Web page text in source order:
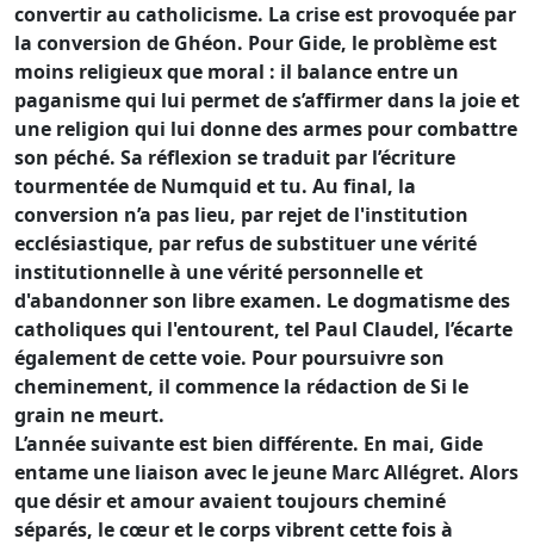
convertir au catholicisme. La crise est provoquée par
la conversion de Ghéon. Pour Gide, le problème est
moins religieux que moral : il balance entre un
paganisme qui lui permet de s’affirmer dans la joie et
une religion qui lui donne des armes pour combattre
son péché. Sa réflexion se traduit par l’écriture
tourmentée de Numquid et tu. Au final, la
conversion n’a pas lieu, par rejet de l'institution
ecclésiastique, par refus de substituer une vérité
institutionnelle à une vérité personnelle et
d'abandonner son libre examen. Le dogmatisme des
catholiques qui l'entourent, tel Paul Claudel, l’écarte
également de cette voie. Pour poursuivre son
cheminement, il commence la rédaction de Si le
grain ne meurt.
L’année suivante est bien différente. En mai, Gide
entame une liaison avec le jeune Marc Allégret. Alors
que désir et amour avaient toujours cheminé
séparés, le cœur et le corps vibrent cette fois à